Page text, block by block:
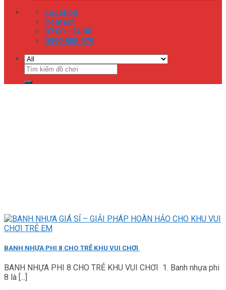
Location
Contact
07:00 - 24:00
0399 858 979
Tìm
kiếm:
BANH NHỰA PHI 8 CHO TRẺ KHU VUI CHƠI
BANH NHỰA PHI 8 CHO TRẺ KHU VUI CHƠI 1. Banh nhựa phi
8 là [...]